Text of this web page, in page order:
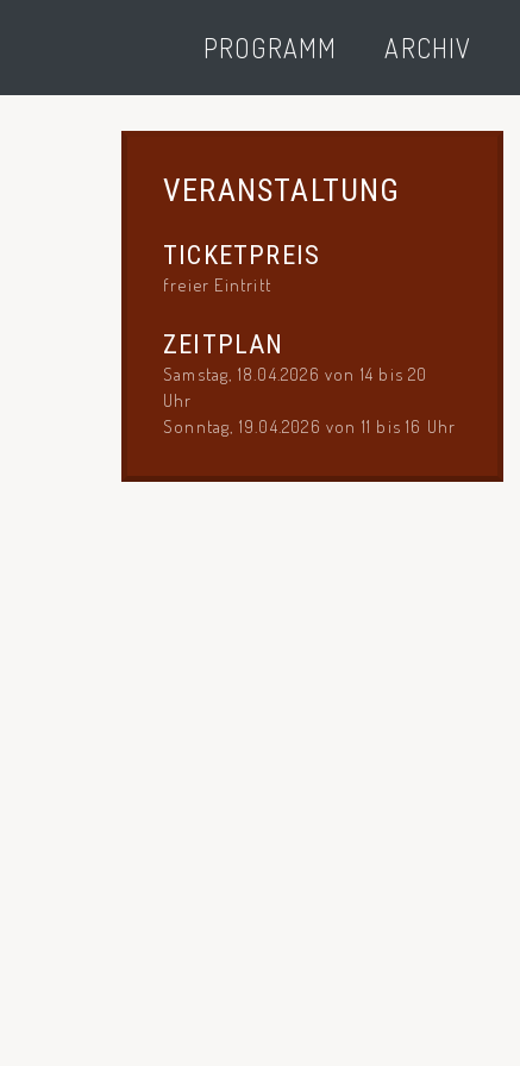
PROGRAMM ARCHIV
VERANSTALTUNG
TICKETPREIS
freier Eintritt
ZEITPLAN
Samstag, 18.04.2026 von 14 bis 20
Uhr
Sonntag, 19.04.2026 von 11 bis 16 Uhr